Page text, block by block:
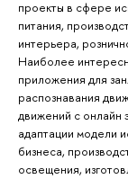
проекты в сфере
питания,
интерьера,
Наиболее
приложения для
распознавания
движений с онлайн
адаптации модели
бизнеса,
освещения,